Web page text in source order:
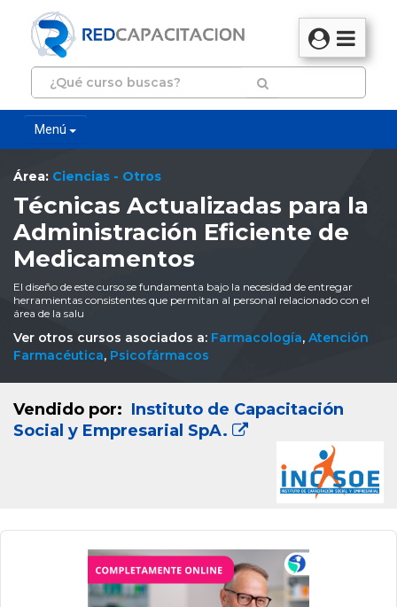
Menú
Área: Ciencias - Otros
Técnicas Actualizadas para la
Administración Eficiente de
Medicamentos
El diseño de este curso se fundamenta bajo la necesidad de entregar
herramientas consistentes que permitan al personal relacionado con el
área de la salu
Ver otros cursos asociados a: Farmacología, Atención
Farmacéutica, Psicofármacos
Vendido por: Instituto de Capacitación
Social y Empresarial SpA.